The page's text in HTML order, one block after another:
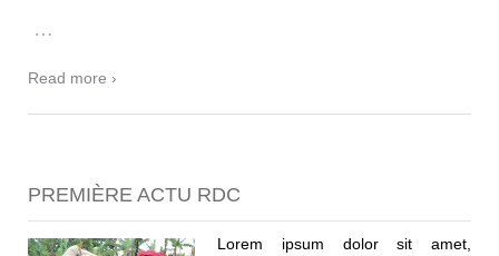
…
Read more ›
PREMIÈRE ACTU RDC
Lorem ipsum dolor sit amet,